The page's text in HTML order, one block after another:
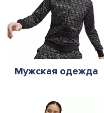
Мужская одежда